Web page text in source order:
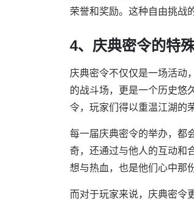
荣誉和奖励。这种自由挑战
4、庆典密令的特
庆典密令不仅仅是一场活动
的战斗场，更是一个历史悠
令，玩家们得以重温江湖的
每一届庆典密令的举办，都
奇，还通过与他人的互动和
想与热血，也是他们心中那
而对于玩家来说，庆典密令